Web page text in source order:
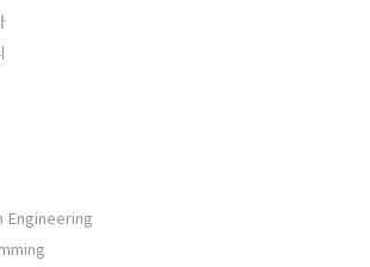
Engineering